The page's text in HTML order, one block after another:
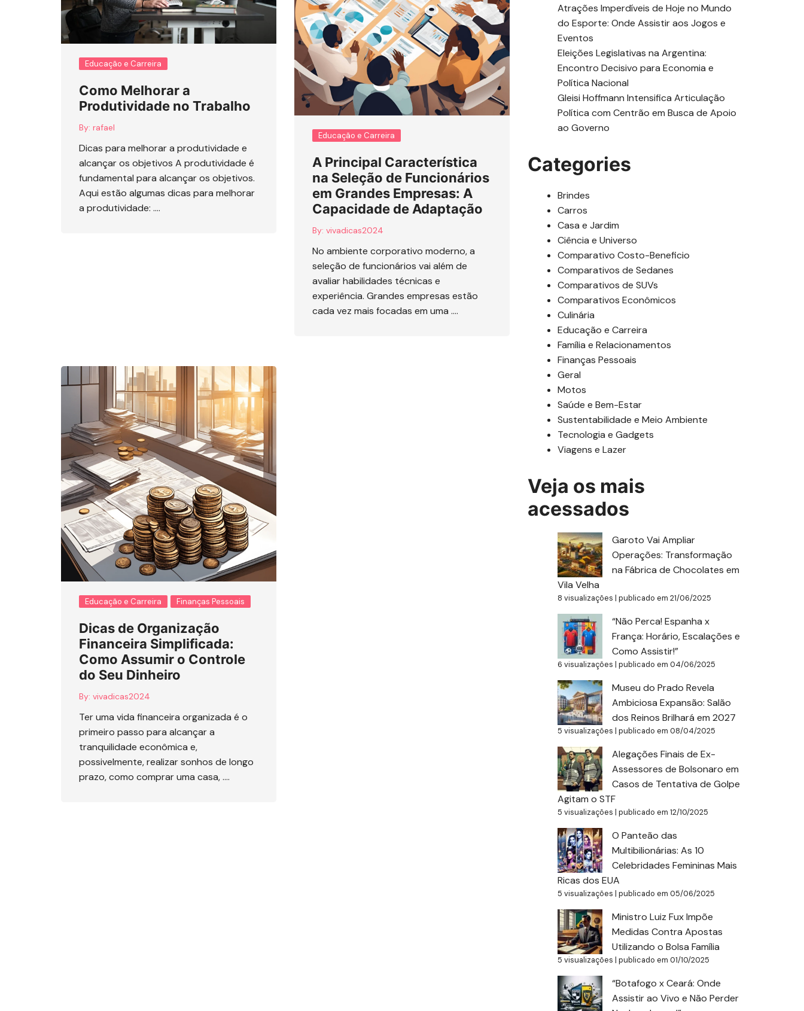
Educação e Carreira
Como Melhorar a
Produtividade no Trabalho
By: rafael
Dicas para melhorar a produtividade e
alcançar os objetivos A produtividade é
fundamental para alcançar os objetivos.
Aqui estão algumas dicas para melhorar
a produtividade: ….
Educação e Carreira
A Principal Característica
na Seleção de Funcionários
em Grandes Empresas: A
Capacidade de Adaptação
By: vivadicas2024
No ambiente corporativo moderno, a
seleção de funcionários vai além de
avaliar habilidades técnicas e
experiência. Grandes empresas estão
cada vez mais focadas em uma ….
Educação e Carreira Finanças Pessoais
Dicas de Organização
Financeira Simplificada:
Como Assumir o Controle
do Seu Dinheiro
By: vivadicas2024
Ter uma vida financeira organizada é o
primeiro passo para alcançar a
tranquilidade econômica e,
possivelmente, realizar sonhos de longo
prazo, como comprar uma casa, ….
Atrações Imperdíveis de Hoje no Mundo
do Esporte: Onde Assistir aos Jogos e
Eventos
Eleições Legislativas na Argentina:
Encontro Decisivo para Economia e
Política Nacional
Gleisi Hoffmann Intensifica Articulação
Política com Centrão em Busca de Apoio
ao Governo
Categories
Brindes
Carros
Casa e Jardim
Ciência e Universo
Comparativo Costo-Beneficio
Comparativos de Sedanes
Comparativos de SUVs
Comparativos Econômicos
Culinária
Educação e Carreira
Família e Relacionamentos
Finanças Pessoais
Geral
Motos
Saúde e Bem-Estar
Sustentabilidade e Meio Ambiente
Tecnologia e Gadgets
Viagens e Lazer
Veja os mais
acessados
Garoto Vai Ampliar
Operações: Transformação
na Fábrica de Chocolates em
Vila Velha
8 visualizações | publicado em 21/06/2025
“Não Perca! Espanha x
França: Horário, Escalações e
Como Assistir!”
6 visualizações | publicado em 04/06/2025
Museu do Prado Revela
Ambiciosa Expansão: Salão
dos Reinos Brilhará em 2027
5 visualizações | publicado em 08/04/2025
Alegações Finais de Ex-
Assessores de Bolsonaro em
Casos de Tentativa de Golpe
Agitam o STF
5 visualizações | publicado em 12/10/2025
O Panteão das
Multibilionárias: As 10
Celebridades Femininas Mais
Ricas dos EUA
5 visualizações | publicado em 05/06/2025
Ministro Luiz Fux Impõe
Medidas Contra Apostas
Utilizando o Bolsa Família
5 visualizações | publicado em 01/10/2025
“Botafogo x Ceará: Onde
Assistir ao Vivo e Não Perder